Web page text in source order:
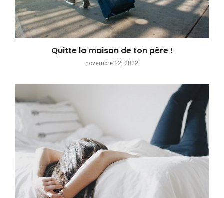
Quitte la maison de ton père !
novembre 12, 2022